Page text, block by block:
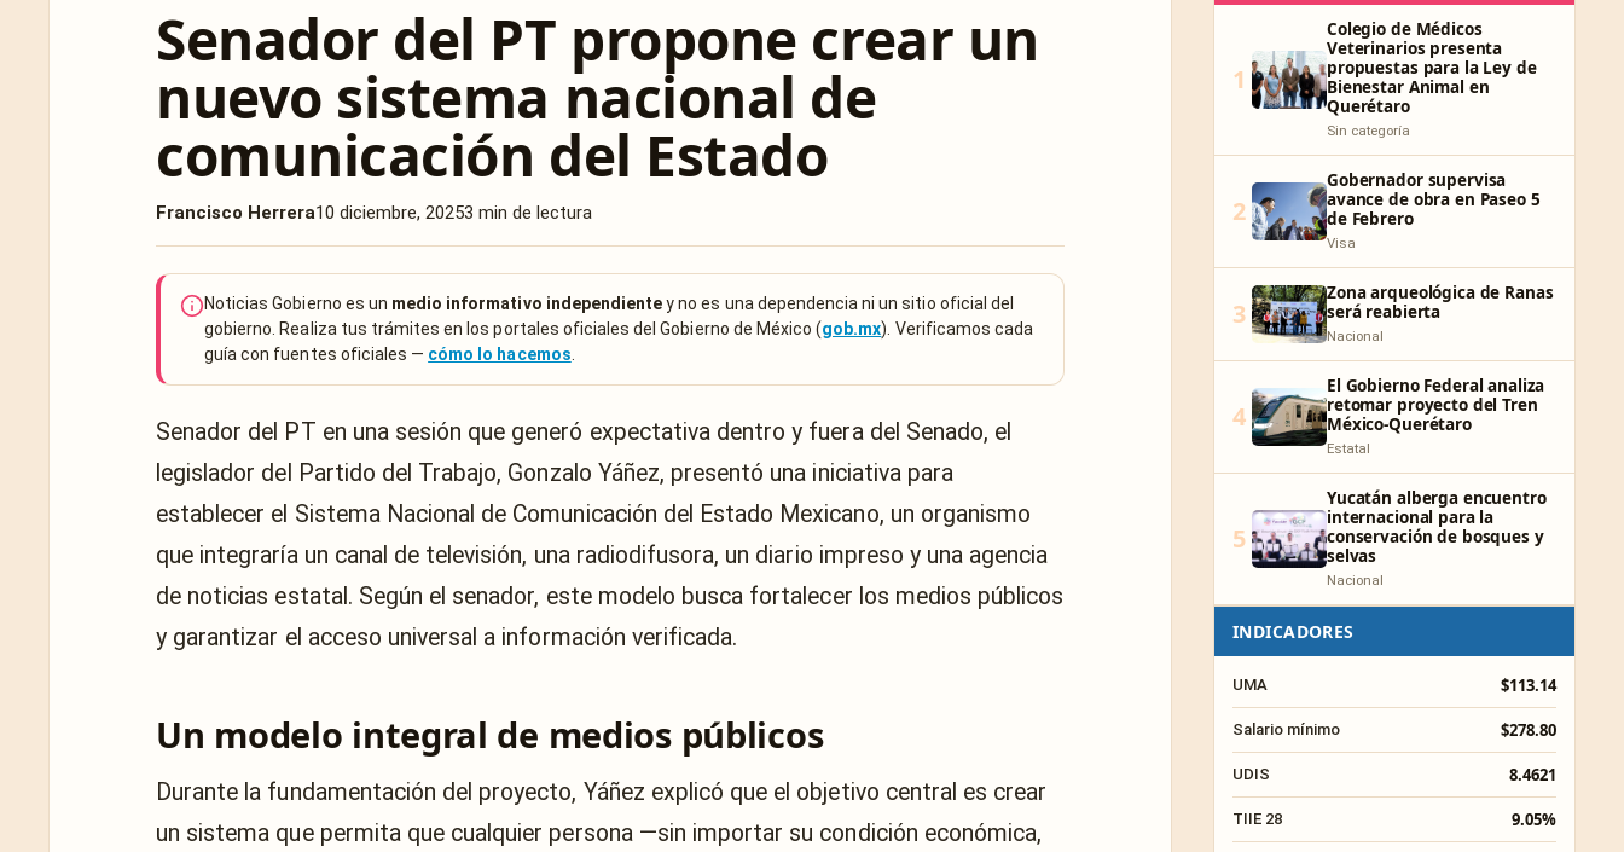
Senador del PT propone crear un
nuevo sistema nacional de
comunicación del Estado
Francisco Herrera10 diciembre, 20253 min de lectura
Noticias Gobierno es un medio informativo independientey no es una dependencia ni un sitio oficial del
gobierno. Realiza tus trámites en los portales oficiales del Gobierno de México (gob.mx). Verificamos cada
guía con fuentes oficiales — cómo lo hacemos
Senador del PT en una sesión que generó expectativa dentro y fuera del Senado, el
legislador del Partido del Trabajo, Gonzalo Yáñez, presentó una iniciativa para
establecer el Sistema Nacional de Comunicación del Estado Mexicano, un organismo
que integraría un canal de televisión, una radiodifusora, un diario impreso y una agencia
de noticias estatal. Según el senador, este modelo busca fortalecer los medios públicos
y garantizar el acceso universal a información verificada.
Un modelo integral de medios públicos
Durante la fundamentación del proyecto, Yáñez explicó que el objetivo central es crear
un sistema que permita que cualquier persona —sin importar su condición económica,
1
Colegio de Médicos
Veterinarios presenta
propuestas para la Ley de
Bienestar Animal en
Querétaro
Sin categoría
2
Gobernador supervisa
avance de obra en Paseo 5
de Febrero
Visa
3
Zona arqueológica de Ranas
será reabierta
Nacional
4
El Gobierno Federal analiza
retomar proyecto del Tren
México-Querétaro
Estatal
5
Yucatán alberga encuentro
internacional para la
conservación de bosques y
selvas
Nacional
INDICADORES
UMA $113.14
Salario mínimo $278.80
UDIS 8.4621
TIIE 28 9.05%